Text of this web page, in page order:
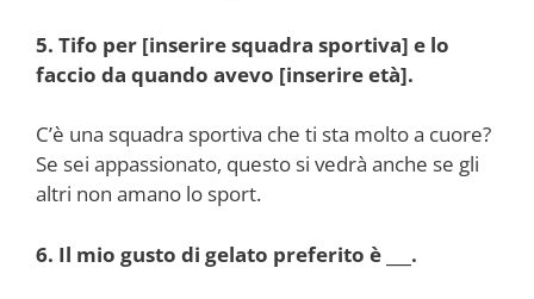
5. Tifo per [inserire squadra sportiva] e lo
faccio da quando avevo [inserire età].
C’è una squadra sportiva che ti sta molto a cuore?
Se sei appassionato, questo si vedrà anche se gli
altri non amano lo sport.
6. Il mio gusto di gelato preferito è ___.